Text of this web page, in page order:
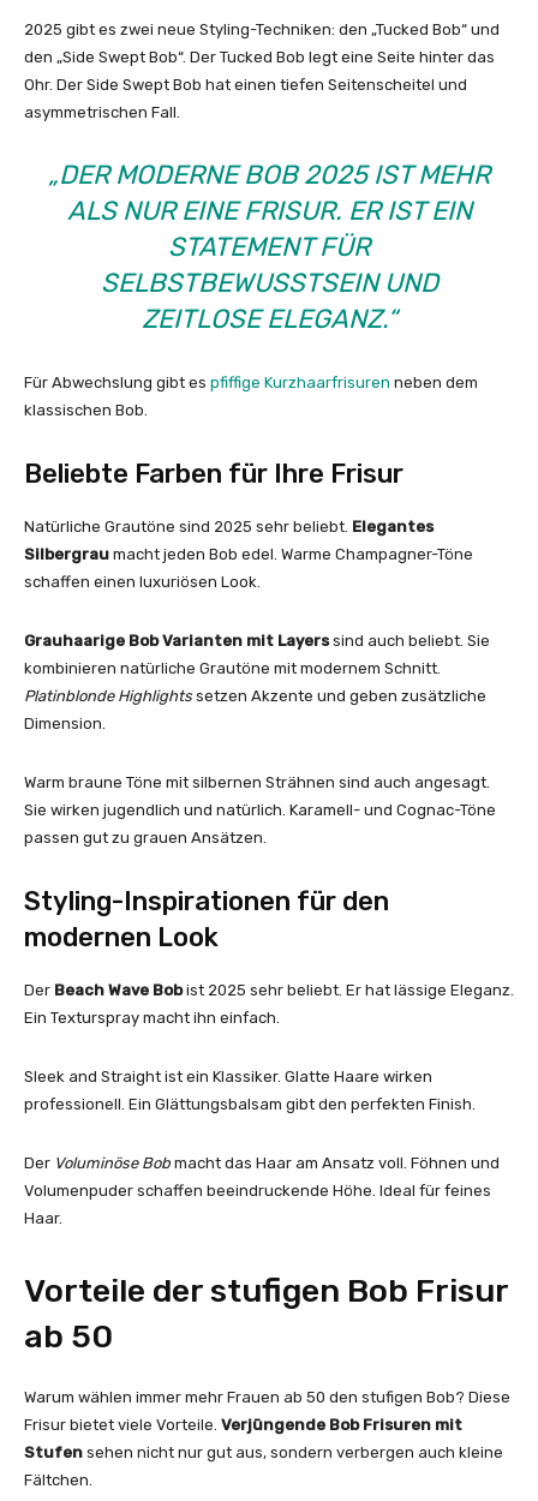
2025 gibt es zwei neue Styling-Techniken: den „Tucked Bob“ und
den „Side Swept Bob“. Der Tucked Bob legt eine Seite hinter das
Ohr. Der Side Swept Bob hat einen tiefen Seitenscheitel und
asymmetrischen Fall.
„DER MODERNE BOB 2025 IST MEHR
ALS NUR EINE FRISUR. ER IST EIN
STATEMENT FÜR
SELBSTBEWUSSTSEIN UND
ZEITLOSE ELEGANZ.“
Für Abwechslung gibt es pfiffige Kurzhaarfrisuren neben dem
klassischen Bob.
Beliebte Farben für Ihre Frisur
Natürliche Grautöne sind 2025 sehr beliebt. Elegantes
Silbergrau macht jeden Bob edel. Warme Champagner-Töne
schaffen einen luxuriösen Look.
Grauhaarige Bob Varianten mit Layerssind auch beliebt. Sie
kombinieren natürliche Grautöne mit modernem Schnitt.
Platinblonde Highlights setzen Akzente und geben zusätzliche
Dimension.
Warm braune Töne mit silbernen Strähnen sind auch angesagt.
Sie wirken jugendlich und natürlich. Karamell- und Cognac-Töne
passen gut zu grauen Ansätzen.
Styling-Inspirationen für den
modernen Look
Der Beach Wave Bobist 2025 sehr beliebt. Er hat lässige Eleganz.
Ein Texturspray macht ihn einfach.
Sleek and Straight ist ein Klassiker. Glatte Haare wirken
professionell. Ein Glättungsbalsam gibt den perfekten Finish.
Der Voluminöse Bob macht das Haar am Ansatz voll. Föhnen und
Volumenpuder schaffen beeindruckende Höhe. Ideal für feines
Haar.
Vorteile der stufigen Bob Frisur
ab 50
Warum wählen immer mehr Frauen ab 50 den stufigen Bob? Diese
Frisur bietet viele Vorteile. Verjüngende Bob Frisuren mit
Stufen sehen nicht nur gut aus, sondern verbergen auch kleine
Fältchen.